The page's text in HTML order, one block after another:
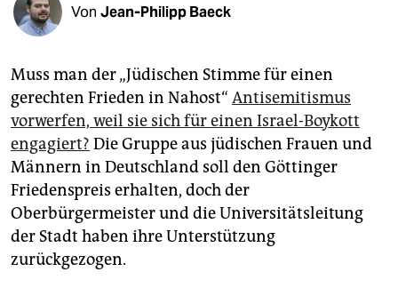
fragen & hilfe
abo
genossenschaft
epaper login
Von Jean-Philipp Baeck
Muss man der „Jüdischen Stimme für einen
gerechten Frieden in Nahost“ Antisemitismus
vorwerfen, weil sie sich für einen Israel-Boykott
engagiert? Die Gruppe aus jüdischen Frauen und
Männern in Deutschland soll den Göttinger
Friedenspreis erhalten, doch der
Oberbürgermeister und die Universitätsleitung
der Stadt haben ihre Unterstützung
zurückgezogen.